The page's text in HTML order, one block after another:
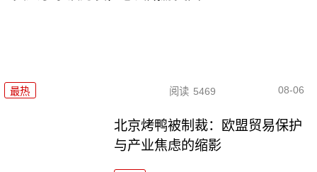
最热 阅读 5469 08-06
北京烤鸭被制裁：欧盟贸易保护
与产业焦虑的缩影